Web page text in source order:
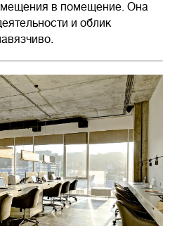
в помещение. Она
и облик